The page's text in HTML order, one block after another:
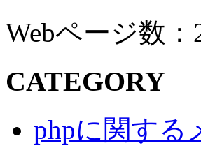
Webページ数：
CATEGORY
phpに関する